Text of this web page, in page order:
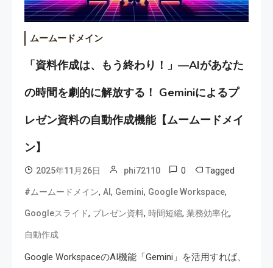
ムームードメイン
「資料作成は、もう終わり！」—AIがあなた
の時間を劇的に解放する！ Geminiによるプ
レゼン資料の自動作成機能【ムームードメイ
ン】
2025年11月26日 phi72110 0 Tagged
#ムームードメイン, AI , Gemini, Google Workspace,
Googleスライド, プレゼン資料, 時間短縮, 業務効率化,
自動作成
Google WorkspaceのAI機能「Gemini」を活用すれば、